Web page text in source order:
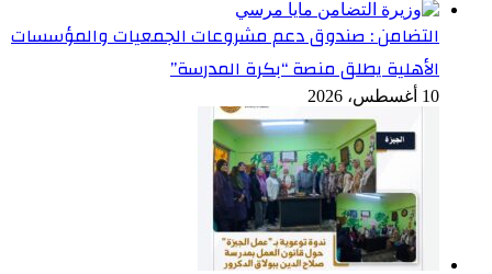
التضامن : صندوق دعم مشروعات الجمعيات والمؤسسات
الأهلية يطلق منصة “بكرة المدرسة”
10 أغسطس، 2026